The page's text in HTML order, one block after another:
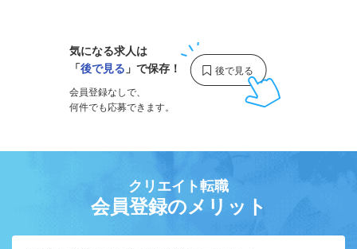
気になる求人は
「後で見る 」で保存！
会員登録なしで、
何件でも応募できます。
クリエイト転職
会員登録のメリット